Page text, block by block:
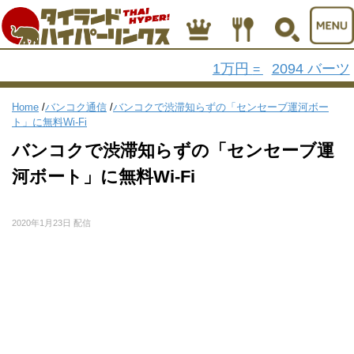
1万円 = 2094 バーツ
Home /バンコク通信 /バンコクで渋滞知らずの「センセーブ運河ボー
ト」に無料Wi-Fi
バンコクで渋滞知らずの「センセーブ運
河ボート」に無料Wi-Fi
2020年1月23日 配信